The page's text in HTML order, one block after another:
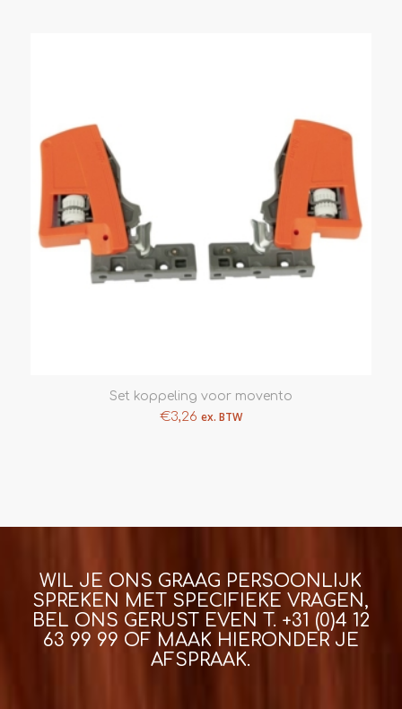
Set koppeling voor movento
€3,26 ex. BTW
WIL JE ONS GRAAG PERSOONLIJK
SPREKEN MET SPECIFIEKE VRAGEN,
BEL ONS GERUST EVEN T. +31 (0)4 12
63 99 99 OF MAAK HIERONDER JE
AFSPRAAK.